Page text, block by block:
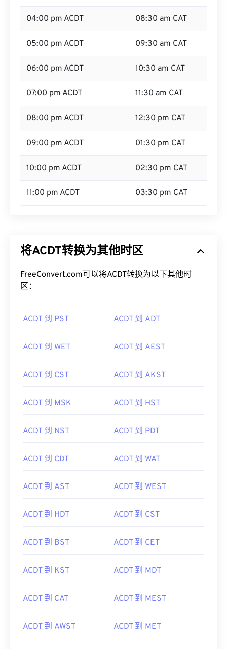
04:00 pm ACDT 08:30 am CAT
05:00 pm ACDT 09:30 am CAT
06:00 pm ACDT 10:30 am CAT
07:00 pm ACDT 11:30 am CAT
08:00 pm ACDT 12:30 pm CAT
09:00 pm ACDT 01:30 pm CAT
10:00 pm ACDT 02:30 pm CAT
11:00 pm ACDT 03:30 pm CAT
将ACDT转换为其他时区
FreeConvert.com可以将ACDT转换为以下其他时
区：
ACDT 到 PST ACDT 到 ADT
ACDT 到 WET ACDT 到 AEST
ACDT 到 CST ACDT 到 AKST
ACDT 到 MSK ACDT 到 HST
ACDT 到 NST ACDT 到 PDT
ACDT 到 CDT ACDT 到 WAT
ACDT 到 AST ACDT 到 WEST
ACDT 到 HDT ACDT 到 CST
ACDT 到 BST ACDT 到 CET
ACDT 到 KST ACDT 到 MDT
ACDT 到 CAT ACDT 到 MEST
ACDT 到 AWST ACDT 到 MET